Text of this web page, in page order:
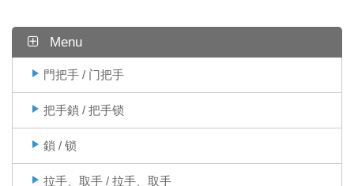
Menu
門把手 / 门把手
把手鎖 / 把手锁
鎖 / 锁
拉手、取手 / 拉手、取手